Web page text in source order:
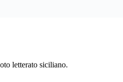
letterato siciliano.